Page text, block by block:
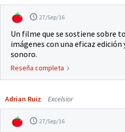
27/Sep/16
Un filme que se sostiene sobre
imágenes con una eficaz edición
sonoro.
Reseña completa
Adrian Ruiz Excelsior
27/Sep/16